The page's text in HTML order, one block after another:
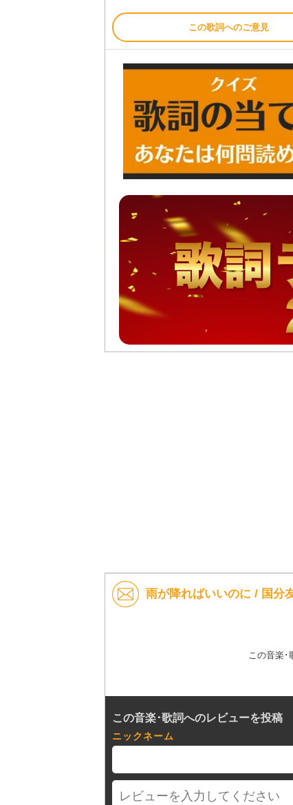
この歌詞へのご意見
雨が降ればいいのに / 国分
この音楽･
この音楽･歌詞へのレビューを投稿
ニックネーム